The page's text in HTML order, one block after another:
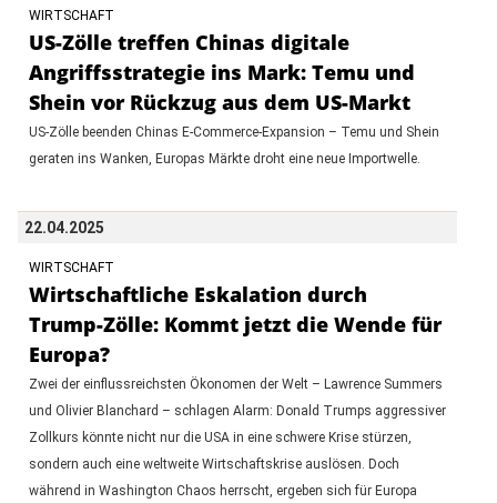
WIRTSCHAFT
US-Zölle treffen Chinas digitale
Angriffsstrategie ins Mark: Temu und
Shein vor Rückzug aus dem US-Markt
US-Zölle beenden Chinas E-Commerce-Expansion – Temu und Shein
geraten ins Wanken, Europas Märkte droht eine neue Importwelle.
22.04.2025
WIRTSCHAFT
Wirtschaftliche Eskalation durch
Trump-Zölle: Kommt jetzt die Wende für
Europa?
Zwei der einflussreichsten Ökonomen der Welt – Lawrence Summers
und Olivier Blanchard – schlagen Alarm: Donald Trumps aggressiver
Zollkurs könnte nicht nur die USA in eine schwere Krise stürzen,
sondern auch eine weltweite Wirtschaftskrise auslösen. Doch
während in Washington Chaos herrscht, ergeben sich für Europa